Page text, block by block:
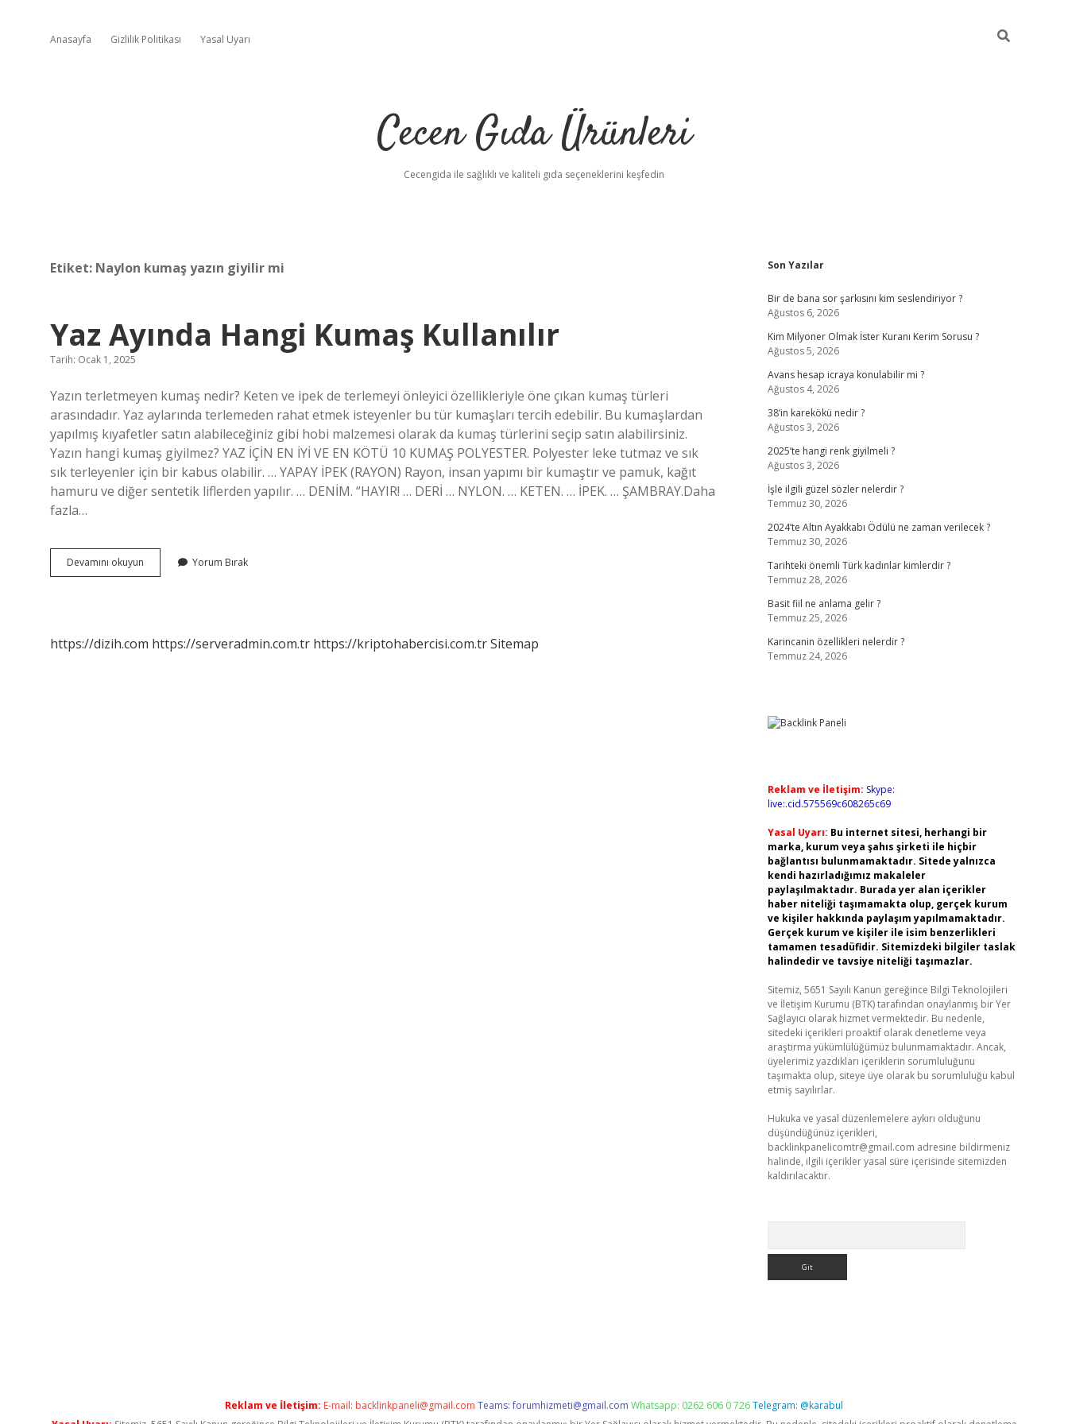
Anasayfa Gizlilik Politikası Yasal Uyarı
Cecen Gıda Ürünleri
Cecengida ile sağlıklı ve kaliteli gıda seçeneklerini keşfedin
Etiket: Naylon kumaş yazın giyilir mi
Yaz Ayında Hangi Kumaş Kullanılır
Tarih: Ocak 1, 2025
Yazın terletmeyen kumaş nedir? Keten ve ipek de terlemeyi önleyici özellikleriyle öne çıkan kumaş türleri
arasındadır. Yaz aylarında terlemeden rahat etmek isteyenler bu tür kumaşları tercih edebilir. Bu kumaşlardan
yapılmış kıyafetler satın alabileceğiniz gibi hobi malzemesi olarak da kumaş türlerini seçip satın alabilirsiniz.
Yazın hangi kumaş giyilmez? YAZ İÇİN EN İYİ VE EN KÖTÜ 10 KUMAŞ POLYESTER. Polyester leke tutmaz ve sık
sık terleyenler için bir kabus olabilir. … YAPAY İPEK (RAYON) Rayon, insan yapımı bir kumaştır ve pamuk, kağıt
hamuru ve diğer sentetik liflerden yapılır. … DENİM. “HAYIR! … DERİ … NYLON. … KETEN. … İPEK. … ŞAMBRAY.Daha
fazla…
Devamını okuyun
Ayında
Yorum Bırak
https://dizih.com https://serveradmin.com.tr https://kriptohabercisi.com.trSitemap
Sidebar
Son Yazılar
Bir de bana sor şarkısını kim seslendiriyor ?
Ağustos 6, 2026
Kim Milyoner Olmak İster Kuranı Kerim Sorusu ?
Ağustos 5, 2026
Avans hesap icraya konulabilir mi ?
Ağustos 4, 2026
38’in karekökü nedir ?
Ağustos 3, 2026
2025’te hangi renk giyilmeli ?
Ağustos 3, 2026
İşle ilgili güzel sözler nelerdir ?
Temmuz 30, 2026
2024’te Altın Ayakkabı Ödülü ne zaman verilecek ?
Temmuz 30, 2026
Tarihteki önemli Türk kadınlar kimlerdir ?
Temmuz 28, 2026
Basit fiil ne anlama gelir ?
Temmuz 25, 2026
Karincanin özellikleri nelerdir ?
Temmuz 24, 2026
Reklam ve İletişim: Skype:
live:.cid.575569c608265c69
Yasal Uyarı: Bu internet sitesi, herhangi bir
marka, kurum veya şahıs şirketi ile hiçbir
bağlantısı bulunmamaktadır. Sitede yalnızca
kendi hazırladığımız makaleler
paylaşılmaktadır. Burada yer alan içerikler
haber niteliği taşımamakta olup, gerçek kurum
ve kişiler hakkında paylaşım yapılmamaktadır.
Gerçek kurum ve kişiler ile isim benzerlikleri
tamamen tesadüfidir. Sitemizdeki bilgiler taslak
halindedir ve tavsiye niteliği taşımazlar.
Sitemiz, 5651 Sayılı Kanun gereğince Bilgi Teknolojileri
ve İletişim Kurumu (BTK) tarafından onaylanmış bir Yer
Sağlayıcı olarak hizmet vermektedir. Bu nedenle,
sitedeki içerikleri proaktif olarak denetleme veya
araştırma yükümlülüğümüz bulunmamaktadır. Ancak,
üyelerimiz yazdıkları içeriklerin sorumluluğunu
taşımakta olup, siteye üye olarak bu sorumluluğu kabul
etmiş sayılırlar.
Hukuka ve yasal düzenlemelere aykırı olduğunu
düşündüğünüz içerikleri,
backlinkpanelicomtr@gmail.com adresine bildirmeniz
halinde, ilgili içerikler yasal süre içerisinde sitemizden
kaldırılacaktır.
Reklam ve İletişim: E-mail: backlinkpaneli@gmail.com Teams:forumhizmeti@gmail.com Whatsapp: 0262 606 0 726Telegram: @karabul